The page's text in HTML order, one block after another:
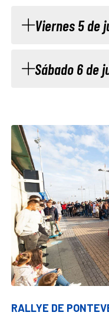
Viernes 5 de
Sábado 6 de
RALLYE DE